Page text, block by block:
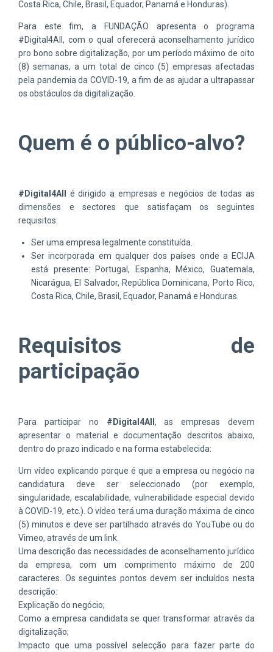
Costa Rica, Chile, Brasil, Equador, Panamá e Honduras).
Para este fim, a FUNDAÇÃO apresenta o programa
#Digital4All, com o qual oferecerá aconselhamento jurídico
pro bono sobre digitalização, por um período máximo de oito
(8) semanas, a um total de cinco (5) empresas afectadas
pela pandemia da COVID-19, a fim de as ajudar a ultrapassar
os obstáculos da digitalização.
Quem é o público-alvo?
#Digital4All
é dirigido a empresas e negócios de todas as
dimensões e sectores que satisfaçam os seguintes
requisitos:
Ser uma empresa legalmente constituída.
Ser incorporada em qualquer dos países onde a ECIJA
está presente: Portugal, Espanha, México, Guatemala,
Nicarágua, El Salvador, República Dominicana, Porto Rico,
Costa Rica, Chile, Brasil, Equador, Panamá e Honduras.
Requisitos de
participação
Para participar no #Digital4All , as empresas devem
apresentar o material e documentação descritos abaixo,
dentro do prazo indicado e na forma estabelecida:
Um vídeo explicando porque é que a empresa ou negócio na
candidatura deve ser seleccionado (por exemplo,
singularidade, escalabilidade, vulnerabilidade especial devido
à COVID-19, etc.). O vídeo terá uma duração máxima de cinco
(5) minutos e deve ser partilhado através do YouTube ou do
Vimeo, através de um link.
Uma descrição das necessidades de aconselhamento jurídico
da empresa, com um comprimento máximo de 200
caracteres. Os seguintes pontos devem ser incluídos nesta
descrição:
Explicação do negócio;
Como a empresa candidata se quer transformar através da
digitalização;
Impacto que uma possível selecção para fazer parte do